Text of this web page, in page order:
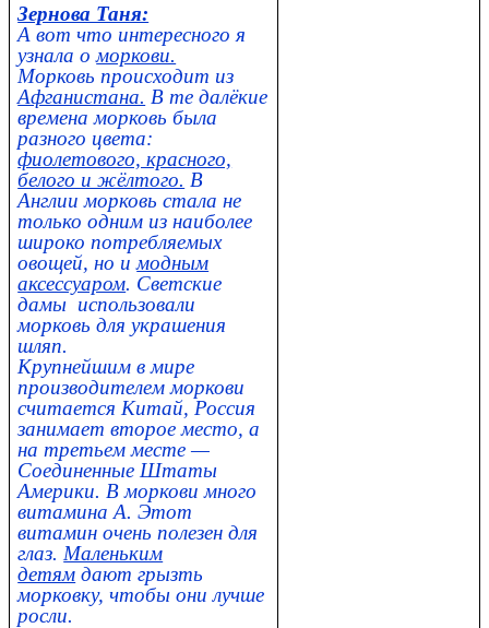
Зернова Таня:
А вот что интересного я
узнала оморкови.
Морковь происходит из
Афганистана. В те далёкие
времена морковь была
разного цвета:
фиолетового, красного,
белого и жёлтого. В
Англии морковь стала не
только одним из наиболее
широко потребляемых
овощей, но имодным
аксессуаром. Светские
дамы использовали
морковь для украшения
шляп.
Крупнейшим в мире
производителем моркови
считается Китай, Россия
занимает второе место, а
на третьем месте —
Соединенные Штаты
Америки. В моркови много
витамина А. Этот
витамин очень полезен для
глаз. Маленьким
детям дают грызть
морковку, чтобы они лучше
росли.